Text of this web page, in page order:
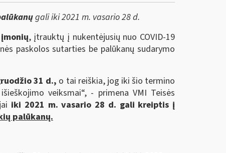
gali iki 2021 m. vasario 28 d.
, įtrauktų į nukentėjusių nuo COVID-19
paskolos sutarties be palūkanų sudarymo
31 d., o tai reiškia, jog iki šio termino
veiksmai“, - primena VMI Teisės
iki 2021 m. vasario 28 d. gali kreiptis į
palūkanų.